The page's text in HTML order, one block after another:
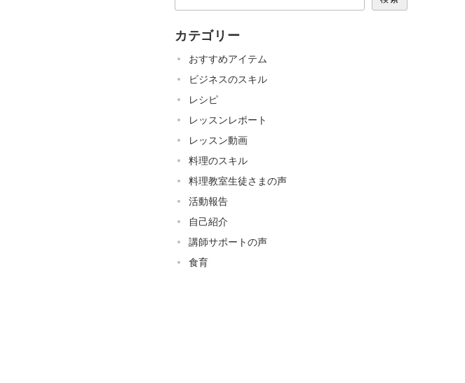
カテゴリー
おすすめアイテム
ビジネスのスキル
レシピ
レッスンレポート
レッスン動画
料理のスキル
料理教室生徒さまの声
活動報告
自己紹介
講師サポートの声
食育